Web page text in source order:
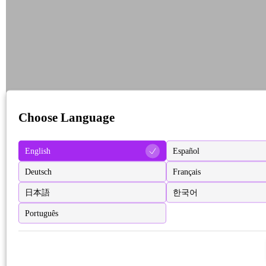
Choose Language
English Español
Deutsch Français
日本語 한국어
Português